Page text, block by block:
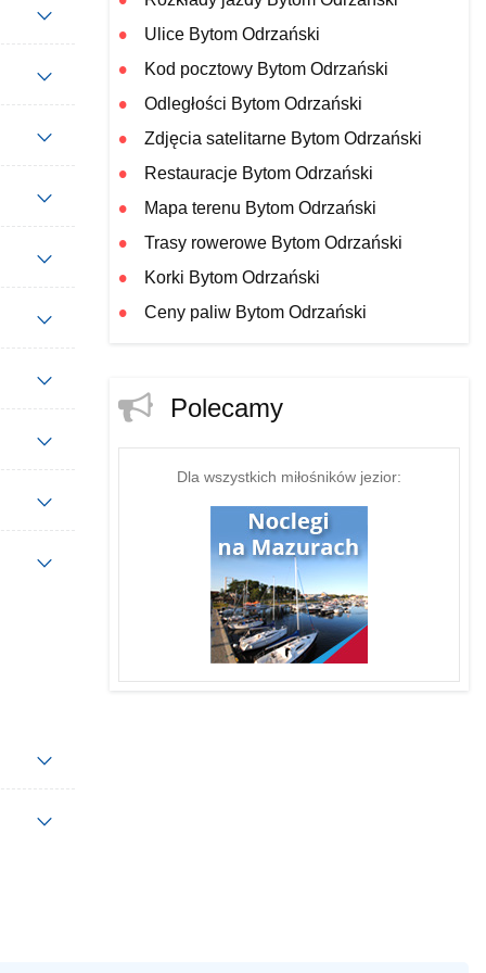
Ulice Bytom Odrzański
Kod pocztowy Bytom Odrzański
Odległości Bytom Odrzański
Zdjęcia satelitarne Bytom Odrzański
Restauracje Bytom Odrzański
Mapa terenu Bytom Odrzański
Trasy rowerowe Bytom Odrzański
Korki Bytom Odrzański
Ceny paliw Bytom Odrzański
Polecamy
Dla wszystkich miłośników jezior: